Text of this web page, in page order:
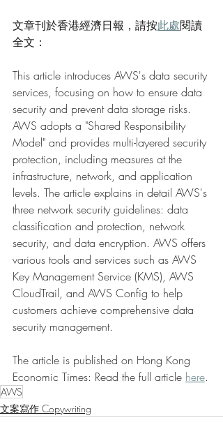
文章刊於香港經濟日報，請按此處閱讀
全文：
This article introduces AWS's data security
services, focusing on how to ensure data
security and prevent data storage risks.
AWS adopts a "Shared Responsibility
Model" and provides multi-layered security
protection, including measures at the
infrastructure, network, and application
levels. The article explains in detail AWS's
three network security guidelines: data
classification and protection, network
security, and data encryption. AWS offers
various tools and services such as AWS
Key Management Service (KMS), AWS
CloudTrail, and AWS Config to help
customers achieve comprehensive data
security management.
The article is published on Hong Kong
Economic Times: Read the full article here.
AWS
文案寫作 Copywriting